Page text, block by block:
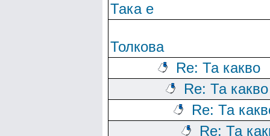
Така е
Толкова
Re: Та какво
Re: Та какво
Re: Та
Re: Та